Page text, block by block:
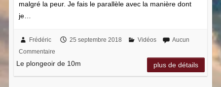
malgré la peur. Je fais le parallèle avec la manière dont
je…
Frédéric 25 septembre 2018 Vidéos
Aucun
Commentaire
Le plongeoir de 10m plus de détails